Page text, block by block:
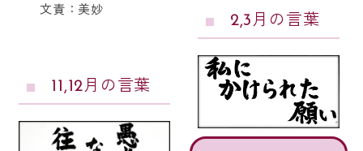
文責：美妙
11,12月の言葉
2,3月の言葉